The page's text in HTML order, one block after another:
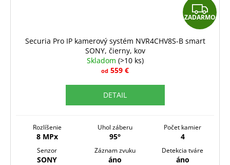
Z
A
ZADARMO
Securia Pro IP kamerový systém NVR4CHV8S-B smart
SONY, čierny, kov
Skladom (>10 ks)
od 559 €
DETAIL
Rozlíšenie
8 MPx
Uhol záberu
95°
Počet kamier
4
Senzor
SONY
Záznam zvuku
áno
Detekcia tváre
áno